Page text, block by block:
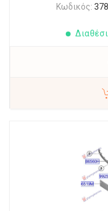
Κωδικός: